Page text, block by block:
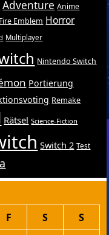
Adventure Anime
Fire Emblem Horror
Multiplayer
Nintendo Switch
Portierung
Remake
Rätsel Science-Fiction
Switch 2 Test
F S
S